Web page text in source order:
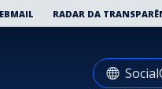
RADAR DA